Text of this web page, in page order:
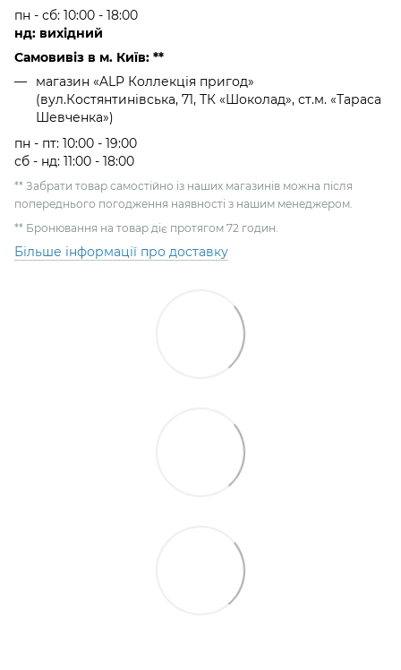
пн - сб: 10:00 - 18:00
нд: вихідний
Самовивіз в м. Київ: **
магазин «ALP Коллекція пригод»
(вул.Костянтинівська, 71, ТК «Шоколад», ст.м. «Тараса
Шевченка»)
пн - пт: 10:00 - 19:00
сб - нд: 11:00 - 18:00
** Забрати товар самостійно із наших магазинів можна після
попереднього погодження наявності з нашим менеджером.
** Бронювання на товар діє протягом 72 годин.
Більше інформації про доставку